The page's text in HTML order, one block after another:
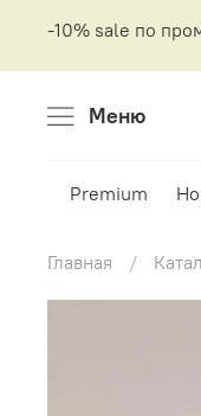
-10% sale по
Меню
Premium
Главная